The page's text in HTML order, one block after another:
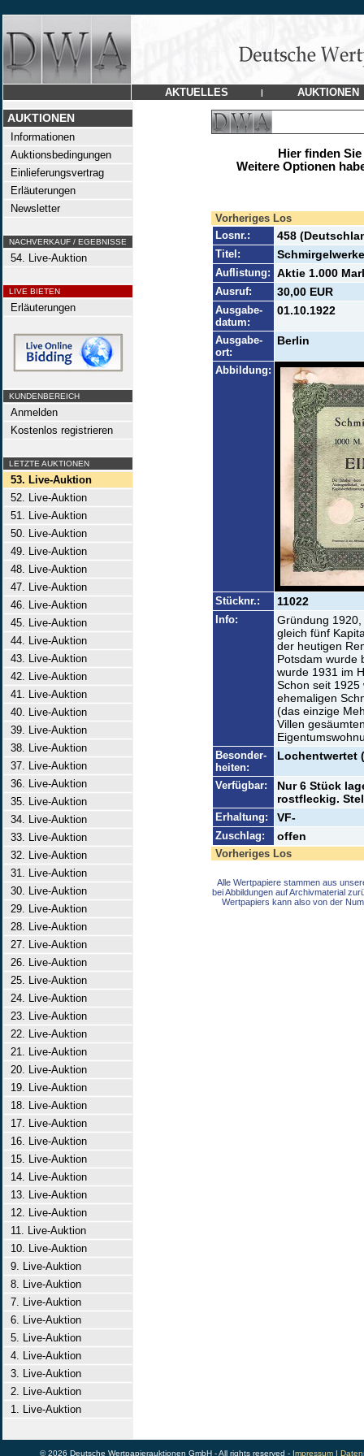
AKTUELLES | AUKTIONEN
AUKTIONEN
Informationen
Auktionsbedingungen
Einlieferungsvertrag
Erläuterungen
Newsletter
NACHVERKAUF / EGEBNISSE
54. Live-Auktion
LIVE BIETEN
Erläuterungen
KUNDENBEREICH
Anmelden
Kostenlos registrieren
LETZTE AUKTIONEN
53. Live-Auktion
52. Live-Auktion
51. Live-Auktion
50. Live-Auktion
49. Live-Auktion
48. Live-Auktion
47. Live-Auktion
46. Live-Auktion
45. Live-Auktion
44. Live-Auktion
43. Live-Auktion
42. Live-Auktion
41. Live-Auktion
40. Live-Auktion
39. Live-Auktion
38. Live-Auktion
37. Live-Auktion
36. Live-Auktion
35. Live-Auktion
34. Live-Auktion
33. Live-Auktion
32. Live-Auktion
31. Live-Auktion
30. Live-Auktion
29. Live-Auktion
28. Live-Auktion
27. Live-Auktion
26. Live-Auktion
25. Live-Auktion
24. Live-Auktion
23. Live-Auktion
22. Live-Auktion
21. Live-Auktion
20. Live-Auktion
19. Live-Auktion
18. Live-Auktion
17. Live-Auktion
16. Live-Auktion
15. Live-Auktion
14. Live-Auktion
13. Live-Auktion
12. Live-Auktion
11. Live-Auktion
10. Live-Auktion
9. Live-Auktion
8. Live-Auktion
7. Live-Auktion
6. Live-Auktion
5. Live-Auktion
4. Live-Auktion
3. Live-Auktion
2. Live-Auktion
1. Live-Auktion
Hier finden
Weitere Optionen
Vorheriges Los
Losnr.:
458
Titel:
Auflistung: Aktie 1.000
Ausruf: 30,00 EUR
Ausgabe-
datum:
01.10.1922
Ausgabe-
ort:
Berlin
Abbildung:
Stücknr.: 11022
Info:
Gründung
gleich fünf
der heutigen
Potsdam wurde
wurde 1931 im
Schon seit
ehemaligen
(das einzige
Villen
Besonder-
heiten:
Lochentwertet
Verfügbar:
Nur 6 Stück
rostfleckig.
Erhaltung: VF-
Zuschlag: offen
Vorheriges Los
Alle Wertpapiere stammen aus
bei Abbildungen auf Archivmaterial
Wertpapiers kann also von der
© 2026 Deutsche Wertpapierauktionen GmbH - All rights reserved - Impressum|